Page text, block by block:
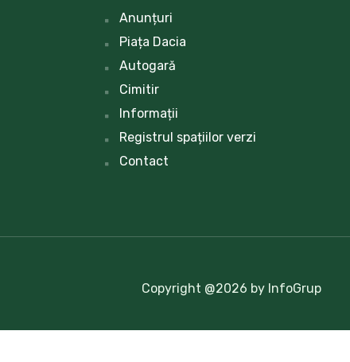
Anunțuri
Piața Dacia
Autogară
Cimitir
Informații
Registrul spațiilor verzi
Contact
Copyright @2026 by InfoGrup